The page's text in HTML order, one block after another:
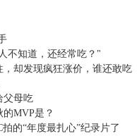
不知道，还经常吃？"
却发现疯狂涨价，谁还敢吃
父母吃
MVP是？
的“年度最扎心”纪录片了